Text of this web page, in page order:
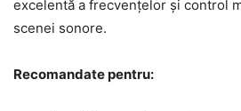
excelentă a frecvențelor și control
scenei sonore.
Recomandate pentru: